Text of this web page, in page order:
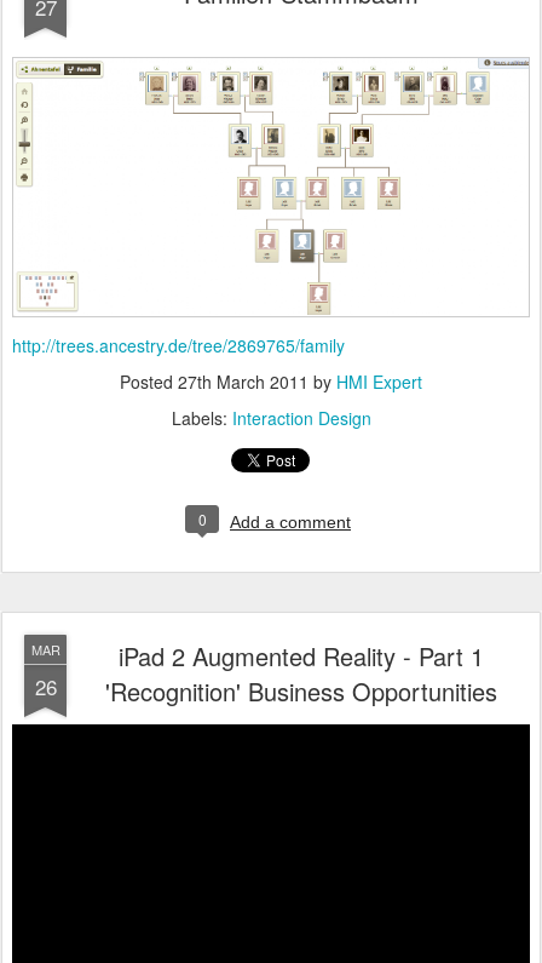
27
http://trees.ancestry.de/tree/2869765/family
Posted 27th March 2011 by HMI Expert
Labels: Interaction Design
0 Add a comment
MAR
26
iPad 2 Augmented Reality - Part 1
'Recognition' Business Opportunities